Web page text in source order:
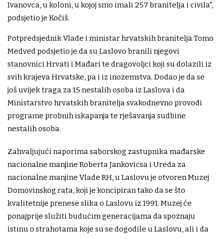
Ivanovca, u koloni, u kojoj smo imali 257 branitelja i civila",
podsjetio je Kočiš.
Potpredsjednik Vlade i ministar hrvatskih branitelja Tomo
Medved podsjetio je da su Laslovo branili njegovi
stanovnici Hrvati i Mađari te dragovoljci koji su dolazili iz
svih krajeva Hrvatske, pa i iz inozemstva. Dodao je da se
još uvijek traga za 15 nestalih osoba iz Laslova i da
Ministarstvo hrvatskih branitelja svakodnevno provodi
programe probnih iskapanja te rješavanja sudbine
nestalih osoba.
Zahvaljujući naporima saborskog zastupnika mađarske
nacionalne manjine Roberta Jankovicsa i Ureda za
nacionalne manjine Vlade RH, u Laslovu je otvoren Muzej
Domovinskog rata, koji je koncipiran tako da se što
kvalitetnije prenese slika o Laslovu iz 1991. Muzej će
ponajprije služiti budućim generacijama da spoznaju
istinu o strahotama koje su se dogodile u Laslovu, ali i da